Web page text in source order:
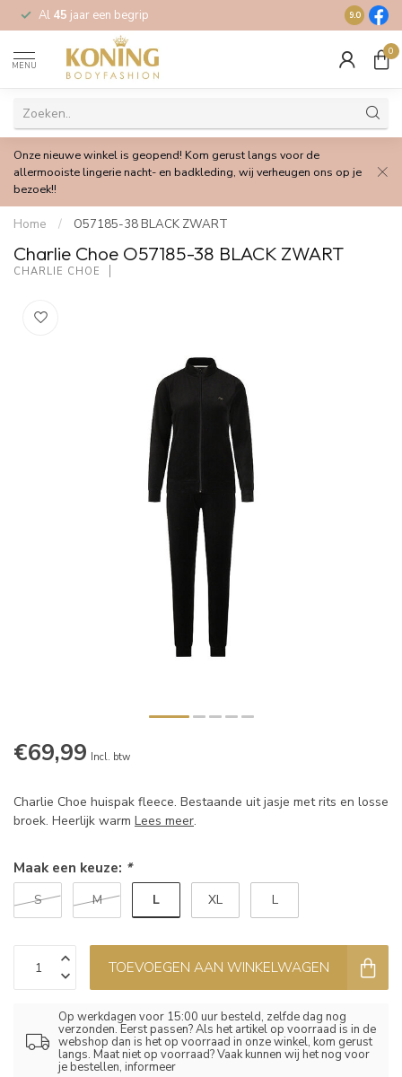
Al 45 jaar een begrip Gratis
9.0
MENU
0
Onze nieuwe winkel is geopend! Kom gerust langs voor de
allermooiste lingerie nacht- en badkleding, wij verheugen ons op je
bezoek!!
Home / O57185-38 BLACK ZWART
Charlie Choe O57185-38 BLACK ZWART
CHARLIE CHOE
€69,99 Incl. btw
Charlie Choe huispak fleece. Bestaande uit jasje met rits en losse
broek. Heerlijk warm Lees meer.
Maak een keuze: *
S M L XL L
TOEVOEGEN AAN WINKELWAGEN
Op werkdagen voor 15:00 uur besteld, zelfde dag nog
verzonden. Eerst passen? Als het artikel op voorraad is in de
webshop dan is het op voorraad in onze winkel, kom gerust
langs. Maat niet op voorraad? Vaak kunnen wij het nog voor
je bestellen, informeer